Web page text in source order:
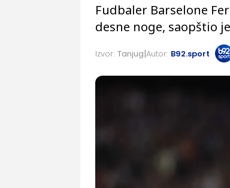
Fudbaler Barselone
desne noge, saopštio
Izvor: Tanjug Autor: B92.sport